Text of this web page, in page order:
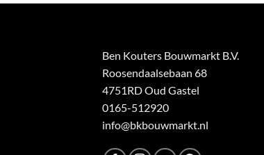
Ben Kouters Bouwmarkt B.V.
Roosendaalsebaan 68
4751RD Oud Gastel
0165-512920
info@bkbouwmarkt.nl